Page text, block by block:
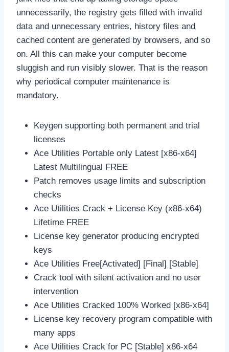
unnecessarily, the registry gets filled with invalid
data and unnecessary entries, history files and
cached content are generated by browsers, and so
on. All this can make your computer become
sluggish and run visibly slower. That is the reason
why periodical computer maintenance is
mandatory.
Keygen supporting both permanent and trial
licenses
Ace Utilities Portable only Latest [x86-x64]
Latest Multilingual FREE
Patch removes usage limits and subscription
checks
Ace Utilities Crack + License Key (x86-x64)
Lifetime FREE
License key generator producing encrypted
keys
Ace Utilities Free[Activated] [Final] [Stable]
Crack tool with silent activation and no user
intervention
Ace Utilities Cracked 100% Worked [x86-x64]
License key recovery program compatible with
many apps
Ace Utilities Crack for PC [Stable] x86-x64